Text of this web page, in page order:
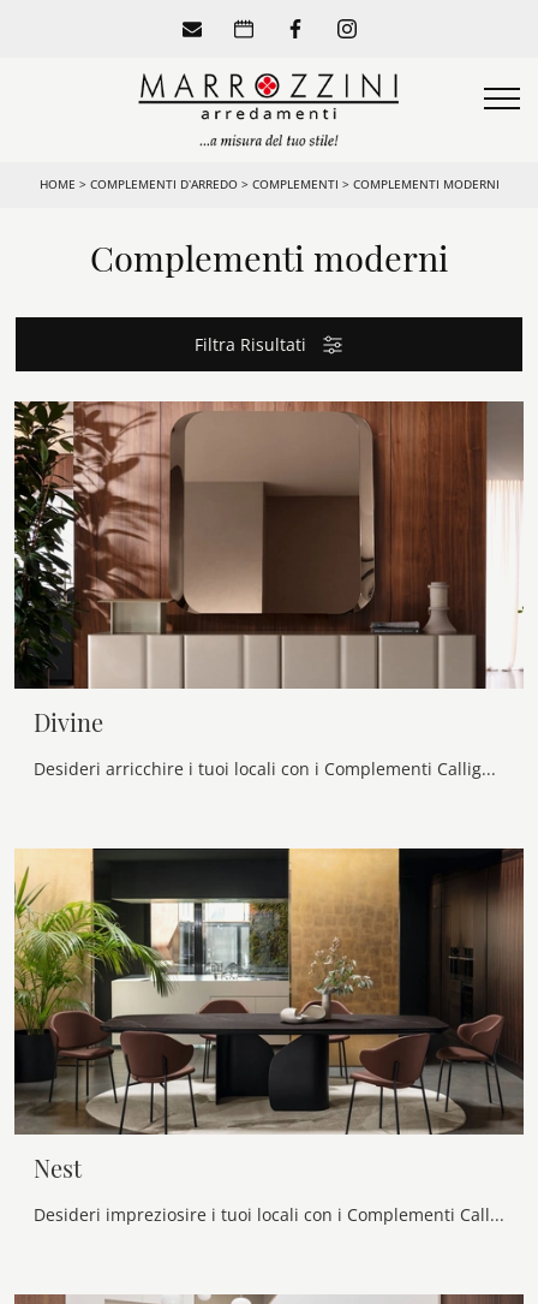
HOME > COMPLEMENTI D’ARREDO> COMPLEMENTI > COMPLEMENTI MODERNI
Complementi moderni
Filtra Risultati
Divine
Desideri arricchire i tuoi locali con i Complementi Calligaris? Eccoti diversi modelli di specchi senza cornice come Divine.
Nest
Desideri impreziosire i tuoi locali con i Complementi Calligaris? Ti presentiamo differenti modelli di tappeti in tessuto come Nest.